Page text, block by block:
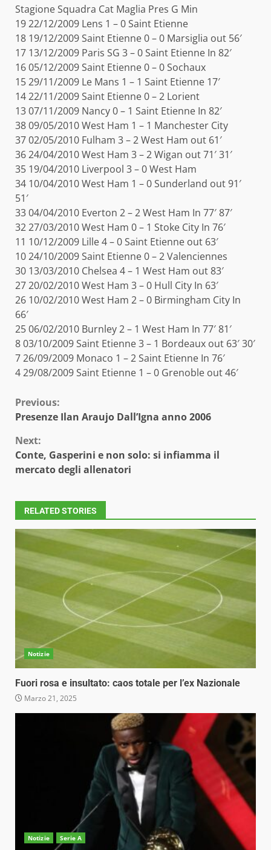
Stagione Squadra Cat Maglia Pres G Min
19 22/12/2009 Lens 1 – 0 Saint Etienne
18 19/12/2009 Saint Etienne 0 – 0 Marsiglia out 56′
17 13/12/2009 Paris SG 3 – 0 Saint Etienne In 82′
16 05/12/2009 Saint Etienne 0 – 0 Sochaux
15 29/11/2009 Le Mans 1 – 1 Saint Etienne 17′
14 22/11/2009 Saint Etienne 0 – 2 Lorient
13 07/11/2009 Nancy 0 – 1 Saint Etienne In 82′
38 09/05/2010 West Ham 1 – 1 Manchester City
37 02/05/2010 Fulham 3 – 2 West Ham out 61′
36 24/04/2010 West Ham 3 – 2 Wigan out 71′ 31′
35 19/04/2010 Liverpool 3 – 0 West Ham
34 10/04/2010 West Ham 1 – 0 Sunderland out 91′
51′
33 04/04/2010 Everton 2 – 2 West Ham In 77′ 87′
32 27/03/2010 West Ham 0 – 1 Stoke City In 76′
11 10/12/2009 Lille 4 – 0 Saint Etienne out 63′
10 24/10/2009 Saint Etienne 0 – 2 Valenciennes
30 13/03/2010 Chelsea 4 – 1 West Ham out 83′
27 20/02/2010 West Ham 3 – 0 Hull City In 63′
26 10/02/2010 West Ham 2 – 0 Birmingham City In
66′
25 06/02/2010 Burnley 2 – 1 West Ham In 77′ 81′
8 03/10/2009 Saint Etienne 3 – 1 Bordeaux out 63′ 30′
7 26/09/2009 Monaco 1 – 2 Saint Etienne In 76′
4 29/08/2009 Saint Etienne 1 – 0 Grenoble out 46′
Continue
Previous:
Presenze Ilan Araujo Dall’Igna anno 2006
Next:
Conte, Gasperini e non solo: si infiamma il
mercato degli allenatori
RELATED STORIES
Notizie
Fuori rosa e insultato: caos totale per l’ex Nazionale
Marzo 21, 2025
Notizie Serie A